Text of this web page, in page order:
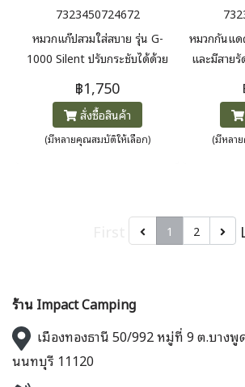
7323450724672
หมวกแก๊ปสวมใส่สบาย รุ่น G-
1000 Silent ปรับกระชับได้ด้วย
สำหรับการล่าสัตว์และการใช้ชีวิต
ในป่า ผลิตโดยไม่ใช้สาร PFAS
฿1,750
สั่งซื้อสินค้า
(มีหลายคุณสมบัติให้เลือก)
หมวกกันแด
และมีสาย
(มีหลา
1 2
ร้าน Impact Camping
เมืองทองธานี 50/992 หมู่ที่ 9 ต.บางพู
นนทบุรี 11120